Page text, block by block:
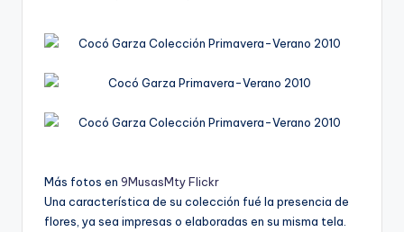
Más fotos en 9MusasMty Flickr
Una caracterí­stica de su colección fué la presencia de
flores, ya sea impresas o elaboradas en su misma tela.